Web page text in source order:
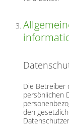
Die Betreiber
persönlichen
den